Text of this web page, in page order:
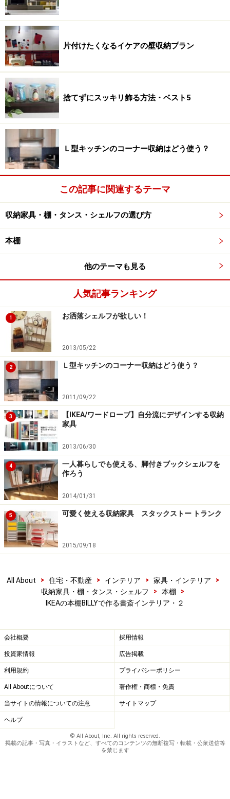
片付けたくなるイケアの壁収納プラン
捨てずにスッキリ飾る方法・ベスト5
Ｌ型キッチンのコーナー収納はどう使う？
この記事に関連するテーマ
収納家具・棚・タンス・シェルフの選び方
本棚
他のテーマも見る
人気記事ランキング
1 お洒落シェルフが欲しい！
2013/05/22
2 Ｌ型キッチンのコーナー収納はどう使う？
2011/09/22
3
【IKEA/ワードローブ】自分流にデザインする収納
家具
2013/06/30
4
一人暮らしでも使える、脚付きブックシェルフを
作ろう
2014/01/31
5 可愛く使える収納家具 スタックストー トランク
2015/09/18
All About > 住宅・不動産 > インテリア > 家具・インテリア
>
収納家具・棚・タンス・シェルフ
> 本棚
>
IKEAの本棚BILLYで作る書斎インテリア・２
会社概要 採用情報
投資家情報 広告掲載
利用規約 プライバシーポリシー
All Aboutについて 著作権・商標・免責
当サイトの情報についての注意 サイトマップ
ヘルプ
© All About, Inc. All rights reserved.
掲載の記事・写真・イラストなど、すべてのコンテンツの無断複写・転載・公衆送信等
を禁じます